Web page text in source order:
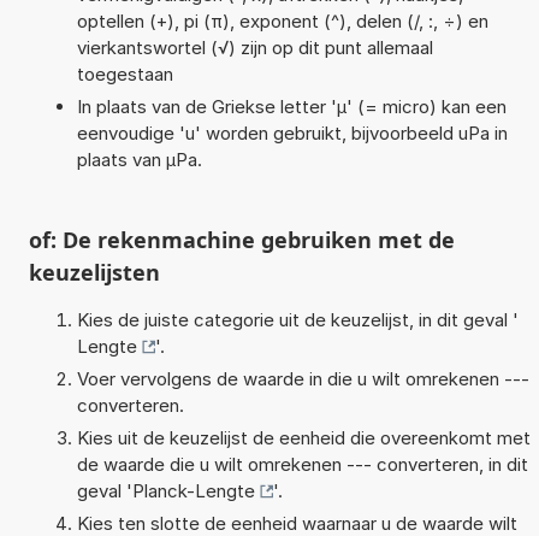
optellen (+), pi (π), exponent (^), delen (/, :, ÷) en
vierkantswortel (√) zijn op dit punt allemaal
toegestaan
In plaats van de Griekse letter 'µ' (= micro) kan een
eenvoudige 'u' worden gebruikt, bijvoorbeeld uPa in
plaats van µPa.
of: De rekenmachine gebruiken met de
keuzelijsten
Kies de juiste categorie uit de keuzelijst, in dit geval '
Lengte
'.
Voer vervolgens de waarde in die u wilt omrekenen ---
converteren.
Kies uit de keuzelijst de eenheid die overeenkomt met
de waarde die u wilt omrekenen --- converteren, in dit
geval 'Planck-Lengte
'.
Kies ten slotte de eenheid waarnaar u de waarde wilt